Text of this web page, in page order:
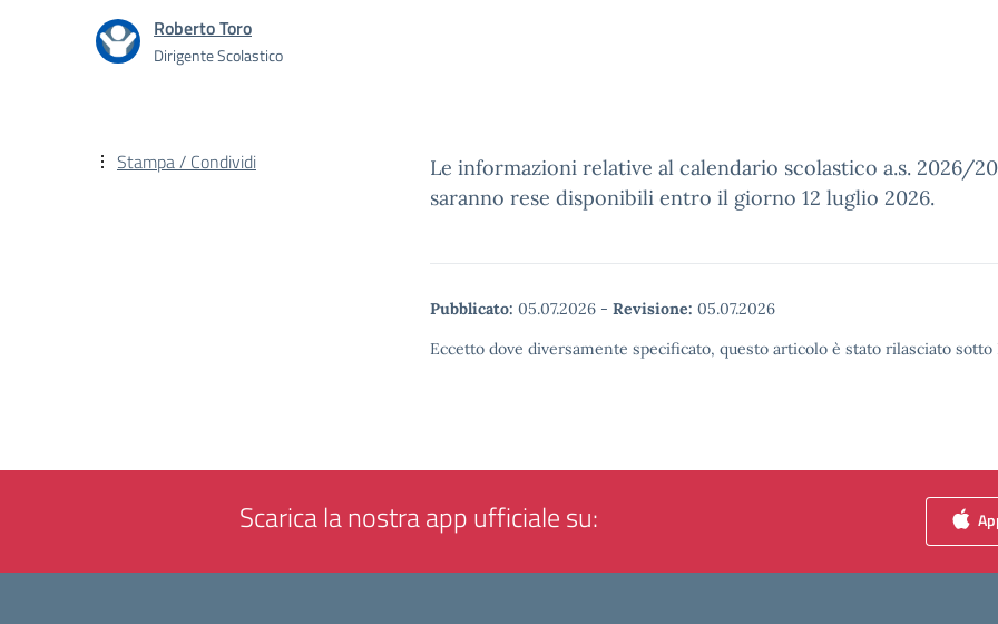
Roberto Toro
Dirigente Scolastico
Le informazioni relative al calendario scolastico a.s. 2026/
saranno rese disponibili entro il giorno 12 luglio 2026.
Pubblicato: 05.07.2026 - Revisione: 05.07.2026
Eccetto dove diversamente specificato, questo articolo è stato rilasciato
Stampa / Condividi
Scarica la nostra app ufficiale su: